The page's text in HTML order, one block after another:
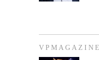
VPMAGAZINE